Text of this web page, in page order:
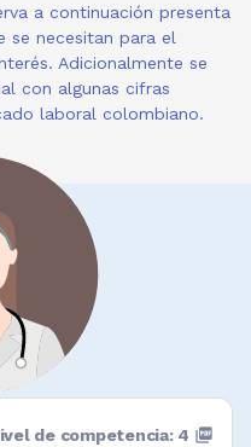
a continuación presenta
se necesitan para el
Adicionalmente se
con algunas cifras
laboral colombiano.
de competencia: 4 picture_as_pdf